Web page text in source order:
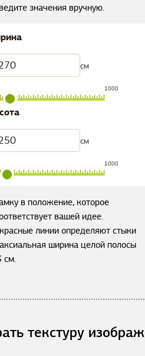
значения вручную.
см
1000
см
1000
в положение, которое
вашей идее.
линии определяют стыки
ширина целой полосы
см.
текстуру